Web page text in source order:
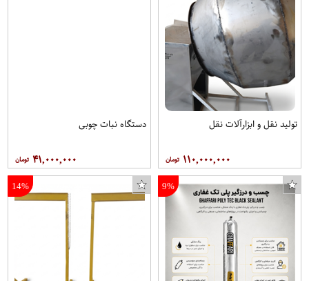
تولید نقل و ابزارآلات نقل
۱۱۰,۰۰۰,۰۰۰
دستگاه نبات چوبی
۴۱,۰۰۰,۰۰۰
9%
14%